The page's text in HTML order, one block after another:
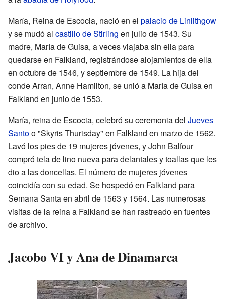
María, Reina de Escocia, nació en el palacio de Linlithgow
y se mudó al castillo de Stirling en julio de 1543. Su
madre, María de Guisa, a veces viajaba sin ella para
quedarse en Falkland, registrándose alojamientos de ella
en octubre de 1546, y septiembre de 1549. La hija del
conde Arran, Anne Hamilton, se unió a María de Guisa en
Falkland en junio de 1553.
María, reina de Escocia, celebró su ceremonia del Jueves
Santoo "Skyris Thurisday" en Falkland en marzo de 1562.
Lavó los pies de 19 mujeres jóvenes, y John Balfour
compró tela de lino nueva para delantales y toallas que les
dio a las doncellas. El número de mujeres jóvenes
coincidía con su edad. Se hospedó en Falkland para
Semana Santa en abril de 1563 y 1564. Las numerosas
visitas de la reina a Falkland se han rastreado en fuentes
de archivo.
Jacobo VI y Ana de Dinamarca